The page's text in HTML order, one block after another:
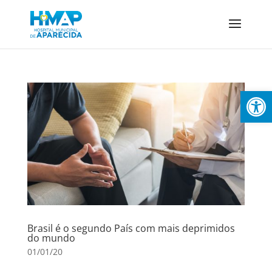
Abrir
Brasil é o segundo País com mais deprimidos
do mundo
01/01/20